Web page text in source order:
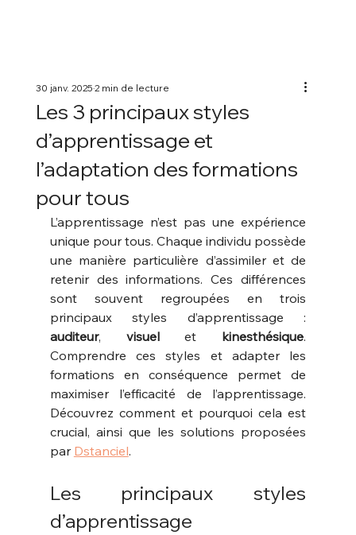
Les 3 principaux styles
d’apprentissage et
l’adaptation des formations
pour tous
30 janv. 20252 min de lecture
L’apprentissage n’est pas une expérience
unique pour tous. Chaque individu possède
une manière particulière d’assimiler et de
retenir des informations. Ces différences
sont souvent regroupées en trois
auditeur, visuel et kinesthésique.
Comprendre ces styles et adapter les
formations en conséquence permet de
maximiser l’efficacité de l’apprentissage.
Découvrez comment et pourquoi cela est
crucial, ainsi que les solutions proposées
par Dstanciel.
Les principaux styles
d’apprentissage